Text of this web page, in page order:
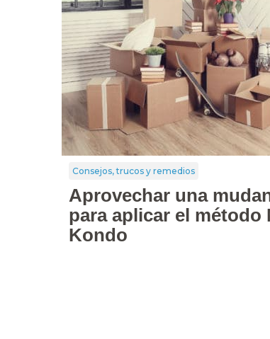
Consejos, trucos y remedios
Aprovechar una
para aplicar el método
Kondo